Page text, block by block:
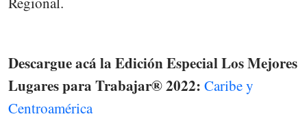
Descargue acá la Edición Especial Los Mejores
Lugares para Trabajar® 2022: Caribe y
Centroamérica